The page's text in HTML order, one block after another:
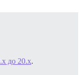
до 20.x.